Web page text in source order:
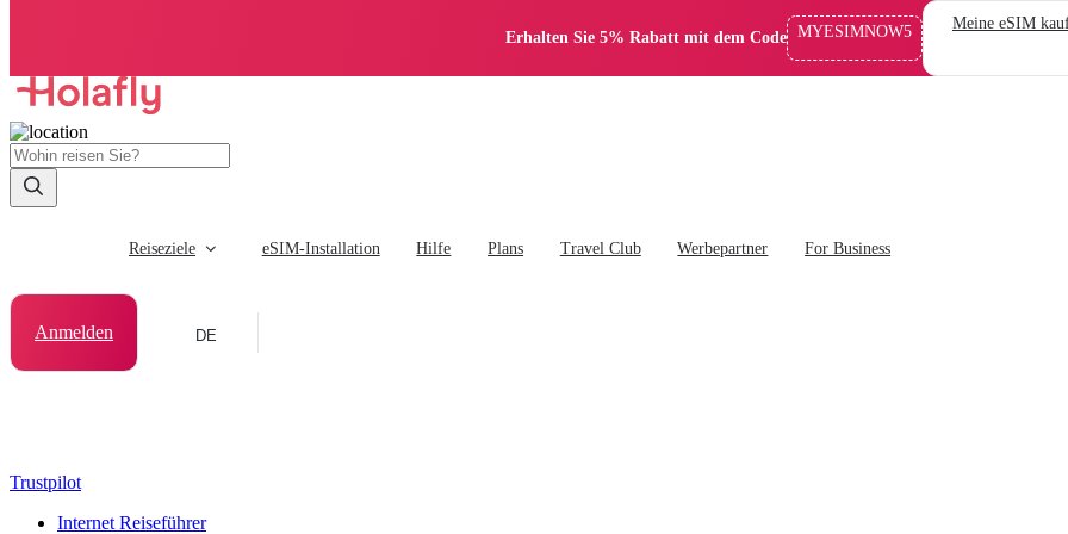
Erhalten Sie 5% Rabatt mit dem Code MYESIMNOW5 Meine eSIM
Reiseziele eSIM-Installation Hilfe Plans Travel Club Werbepartner For Business
Anmelden DE
Trustpilot
Internet Reiseführer